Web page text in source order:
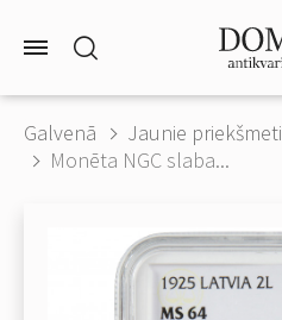
Galvenā
Jaunie priekšmeti
Monēta NGC slaba...